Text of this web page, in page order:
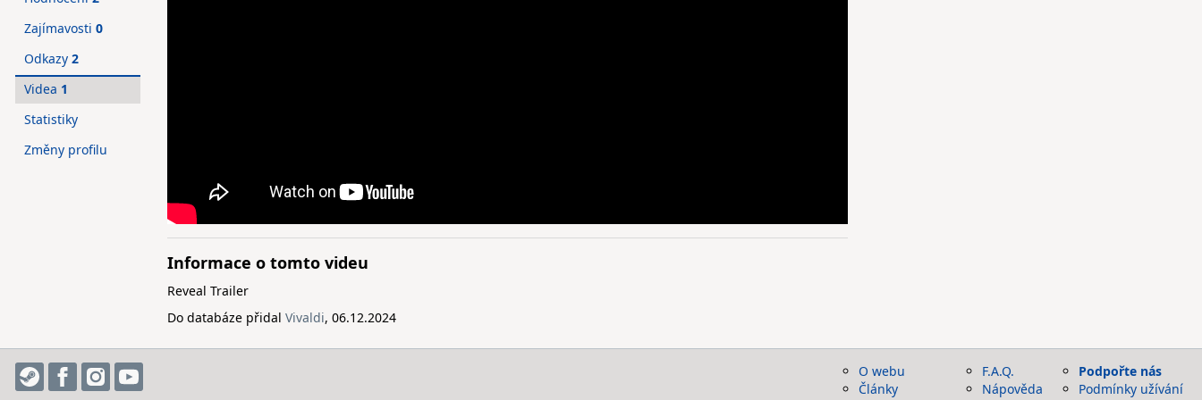
Informace o tomto videu
Reveal Trailer
Do databáze přidal Vivaldi, 06.12.2024
Zajímavosti 0
Odkazy 2
Videa 1
Statistiky
Změny profilu
O webu
Články
F.A.Q.
Nápověda
Podpořte nás
Podmínky užívání